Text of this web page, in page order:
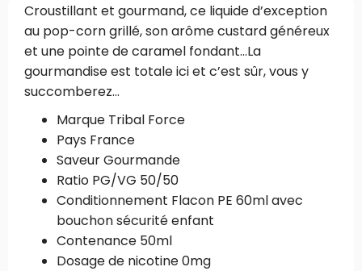
Croustillant et gourmand, ce liquide d’exception
au pop-corn grillé, son arôme custard généreux
et une pointe de caramel fondant…La
gourmandise est totale ici et c’est sûr, vous y
succomberez…
Marque Tribal Force
Pays France
Saveur Gourmande
Ratio PG/VG 50/50
Conditionnement Flacon PE 60ml avec
bouchon sécurité enfant
Contenance 50ml
Dosage de nicotine 0mg